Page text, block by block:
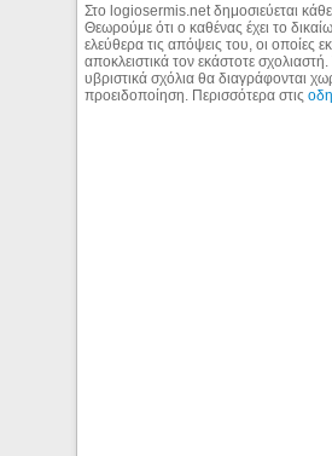
Στο logiosermis.net δημοσιεύεται κάθε
Θεωρούμε ότι ο καθένας έχει το
ελεύθερα τις απόψεις του, οι οποίες
αποκλειστικά τον εκάστοτε
υβριστικά σχόλια θα διαγράφονται
προειδοποίηση. Περισσότερα στις